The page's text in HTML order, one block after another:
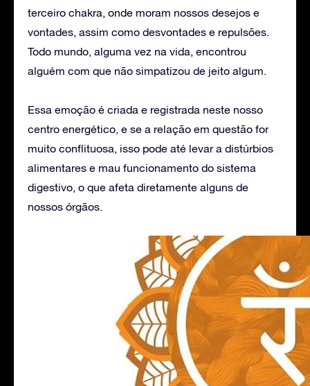
terceiro chakra, onde moram nossos desejos e
vontades, assim como desvontades e repulsões.
Todo mundo, alguma vez na vida, encontrou
alguém com que não simpatizou de jeito algum.
Essa emoção é criada e registrada neste nosso
centro energético, e se a relação em questão for
muito conflituosa, isso pode até levar a distúrbios
alimentares e mau funcionamento do sistema
digestivo, o que afeta diretamente alguns de
nossos órgãos.